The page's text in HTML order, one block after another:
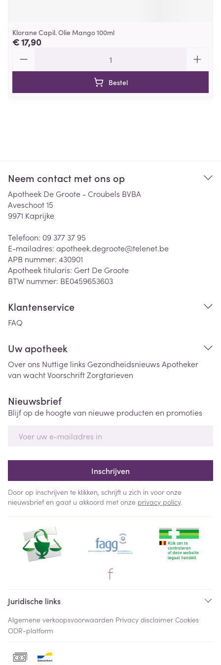
Klorane Capil. Olie Mango 100ml
€ 17,90
Bestel
Neem contact met ons op
Apotheek De Groote - Croubels BVBA
Aveschoot 15
9971 Kaprijke
Telefoon: 09 377 37 95
E-mailadres: apotheek.degroote@telenet.be
APB nummer: 430901
Apotheek titularis: Gert De Groote
BTW nummer: BE0459653603
Klantenservice
FAQ
Uw apotheek
Over ons Nuttige links Gezondheidsnieuws Apotheker
van wachtVoorschriftZorgtarieven
Nieuwsbrief
Blijf op de hoogte van nieuwe producten en promoties
Inschrijven
Door op inschrijven te klikken, schrijft u zich in voor onze
nieuwsbrief en gaat u akkoord met onze privacy policy.
Juridische links
Algemene verkoopsvoorwaarden Privacy disclaimer Cookies
ODR-platform